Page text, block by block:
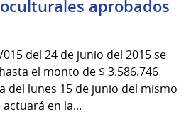
aprobados
del 24 de junio del 2015 se
el monto de $ 3.586.746
del lunes 15 de junio del mismo
en la...